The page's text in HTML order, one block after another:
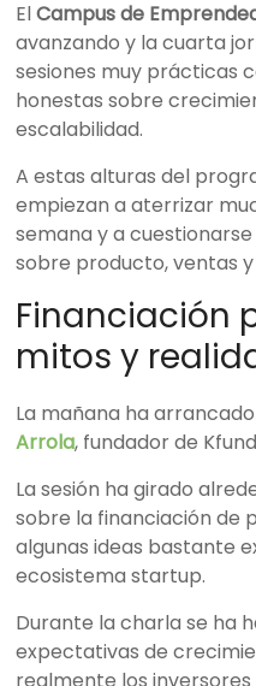
ElCampus de
avanzando y la cuarta
sesiones muy prácticas
honestas sobre
escalabilidad.
A estas alturas del
empiezan a aterrizar
semana y a
sobre producto, ventas
Financiación
mitos y
La mañana ha
Arrola, fundador de
La sesión ha girado
sobre la financiación de
algunas ideas bastante
ecosistema startup.
Durante la charla se ha
expectativas de
realmente los